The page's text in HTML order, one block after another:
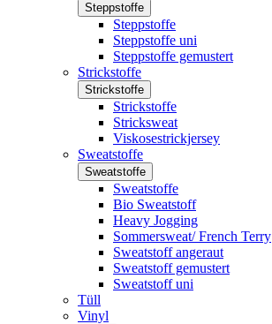
Steppstoffe
Steppstoffe
Steppstoffe uni
Steppstoffe gemustert
Strickstoffe
Strickstoffe
Strickstoffe
Stricksweat
Viskosestrickjersey
Sweatstoffe
Sweatstoffe
Sweatstoffe
Bio Sweatstoff
Heavy Jogging
Sommersweat/ French Terry
Sweatstoff angeraut
Sweatstoff gemustert
Sweatstoff uni
Tüll
Vinyl